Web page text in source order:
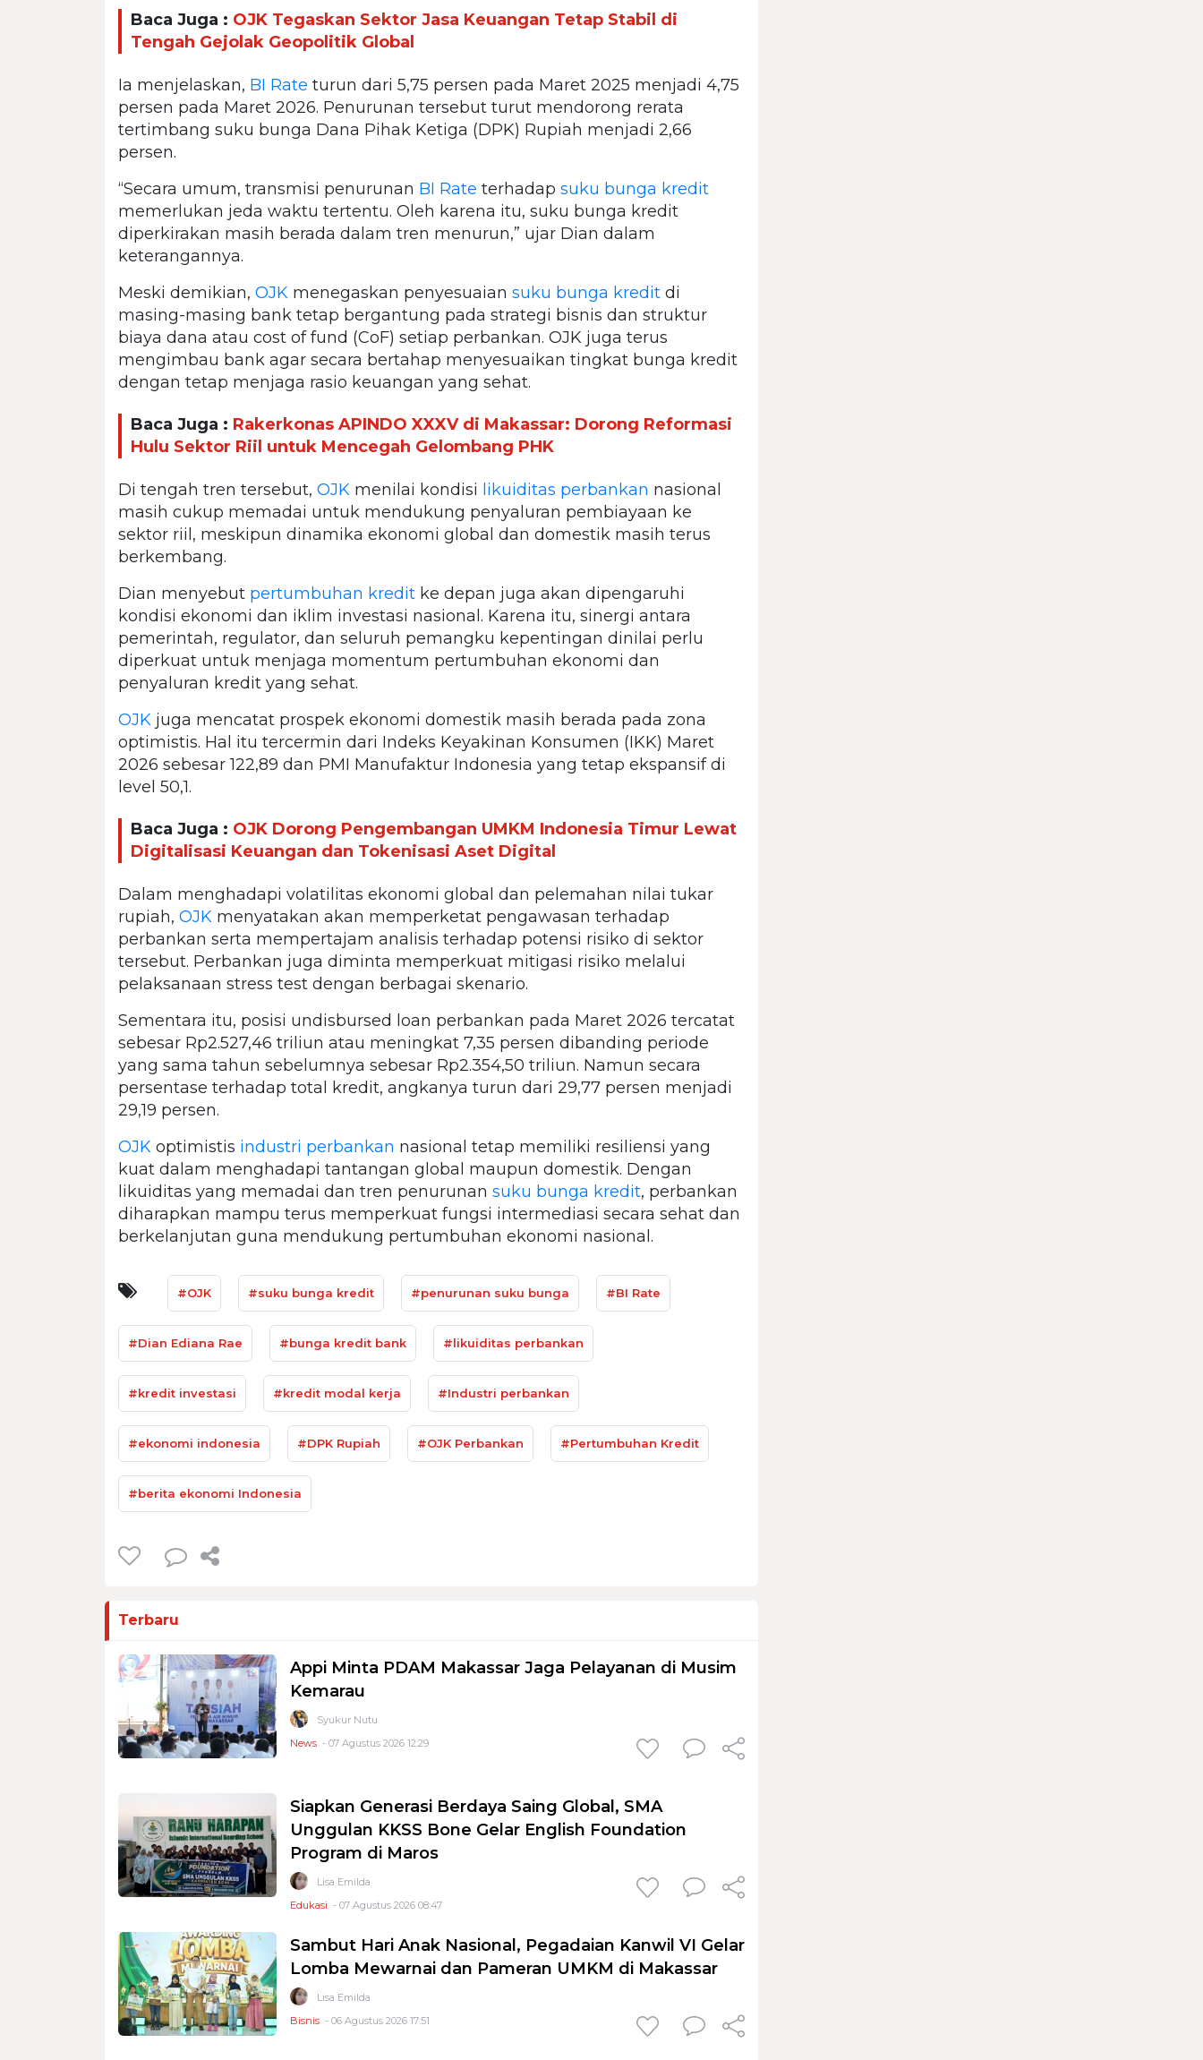
Baca Juga : OJK Tegaskan Sektor Jasa Keuangan Tetap Stabil di
Tengah Gejolak Geopolitik Global
Ia menjelaskan, BI Rate turun dari 5,75 persen pada Maret 2025 menjadi 4,75
persen pada Maret 2026. Penurunan tersebut turut mendorong rerata
tertimbang suku bunga Dana Pihak Ketiga (DPK) Rupiah menjadi 2,66
persen.
“Secara umum, transmisi penurunan BI Rate terhadap suku bunga kredit
memerlukan jeda waktu tertentu. Oleh karena itu, suku bunga kredit
diperkirakan masih berada dalam tren menurun,” ujar Dian dalam
keterangannya.
Meski demikian, OJK menegaskan penyesuaian suku bunga kredit di
masing-masing bank tetap bergantung pada strategi bisnis dan struktur
biaya dana atau cost of fund (CoF) setiap perbankan. OJK juga terus
mengimbau bank agar secara bertahap menyesuaikan tingkat bunga kredit
dengan tetap menjaga rasio keuangan yang sehat.
Baca Juga : Rakerkonas APINDO XXXV di Makassar: Dorong Reformasi
Hulu Sektor Riil untuk Mencegah Gelombang PHK
Di tengah tren tersebut, OJK menilai kondisi likuiditas perbankan nasional
masih cukup memadai untuk mendukung penyaluran pembiayaan ke
sektor riil, meskipun dinamika ekonomi global dan domestik masih terus
berkembang.
Dian menyebut pertumbuhan kredit ke depan juga akan dipengaruhi
kondisi ekonomi dan iklim investasi nasional. Karena itu, sinergi antara
pemerintah, regulator, dan seluruh pemangku kepentingan dinilai perlu
diperkuat untuk menjaga momentum pertumbuhan ekonomi dan
penyaluran kredit yang sehat.
OJK juga mencatat prospek ekonomi domestik masih berada pada zona
optimistis. Hal itu tercermin dari Indeks Keyakinan Konsumen (IKK) Maret
2026 sebesar 122,89 dan PMI Manufaktur Indonesia yang tetap ekspansif di
level 50,1.
Baca Juga : OJK Dorong Pengembangan UMKM Indonesia Timur Lewat
Digitalisasi Keuangan dan Tokenisasi Aset Digital
Dalam menghadapi volatilitas ekonomi global dan pelemahan nilai tukar
rupiah, OJK menyatakan akan memperketat pengawasan terhadap
perbankan serta mempertajam analisis terhadap potensi risiko di sektor
tersebut. Perbankan juga diminta memperkuat mitigasi risiko melalui
pelaksanaan stress test dengan berbagai skenario.
Sementara itu, posisi undisbursed loan perbankan pada Maret 2026 tercatat
sebesar Rp2.527,46 triliun atau meningkat 7,35 persen dibanding periode
yang sama tahun sebelumnya sebesar Rp2.354,50 triliun. Namun secara
persentase terhadap total kredit, angkanya turun dari 29,77 persen menjadi
29,19 persen.
OJK optimistis industri perbankan nasional tetap memiliki resiliensi yang
kuat dalam menghadapi tantangan global maupun domestik. Dengan
likuiditas yang memadai dan tren penurunan suku bunga kredit, perbankan
diharapkan mampu terus memperkuat fungsi intermediasi secara sehat dan
berkelanjutan guna mendukung pertumbuhan ekonomi nasional.
#OJK #suku bunga kredit #penurunan suku bunga #BI Rate
#Dian Ediana Rae #bunga kredit bank #likuiditas perbankan
#kredit investasi #kredit modal kerja #Industri perbankan
#ekonomi indonesia #DPK Rupiah #OJK Perbankan #Pertumbuhan Kredit
#berita ekonomi Indonesia
Terbaru
Appi Minta PDAM Makassar Jaga Pelayanan di Musim
Kemarau
Syukur Nutu
News - 07 Agustus 2026 12:29
Siapkan Generasi Berdaya Saing Global, SMA
Unggulan KKSS Bone Gelar English Foundation
Program di Maros
Lisa Emilda
Edukasi - 07 Agustus 2026 08:47
Sambut Hari Anak Nasional, Pegadaian Kanwil VI Gelar
Lomba Mewarnai dan Pameran UMKM di Makassar
Lisa Emilda
Bisnis - 06 Agustus 2026 17:51